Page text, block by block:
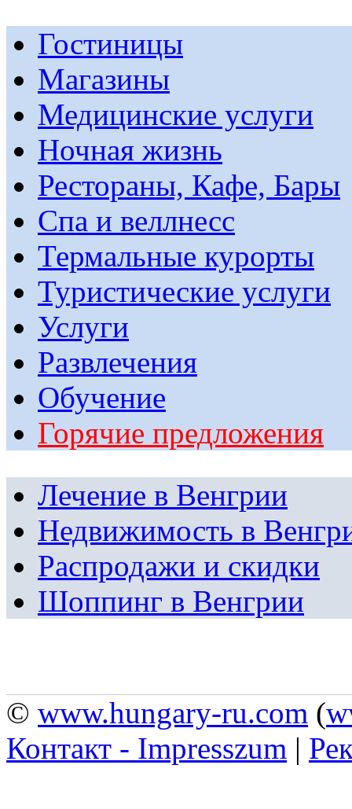
Гостиницы
Магазины
Медицинские услуги
Ночная жизнь
Рестораны, Кафе, Бары
Спа и веллнесс
Термальные курорты
Туристические услуги
Услуги
Развлечения
Обучение
Горячие предложения
Лечение в Венгрии
Недвижимость в
Распродажи и скидки
Шоппинг в Венгрии
© www.hungary-ru.com (
Контакт - Impresszum |